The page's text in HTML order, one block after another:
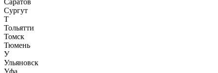
Саратов
Сургут
Т
Тольятти
Томск
Тюмень
У
Ульяновск